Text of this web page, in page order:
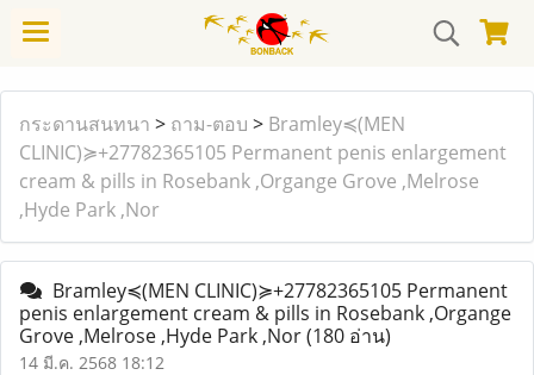
กระดานสนทนา > ถาม-ตอบ > Bramley≼(MEN
CLINIC)≽+27782365105 Permanent penis enlargement
cream & pills in Rosebank ,Organge Grove ,Melrose
,Hyde Park ,Nor
Bramley≼(MEN CLINIC)≽+27782365105 Permanent
penis enlargement cream & pills in Rosebank ,Organge
Grove ,Melrose ,Hyde Park ,Nor(180 อ่าน)
14 มี.ค. 2568 18:12